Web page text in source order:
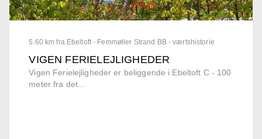
5.60 km fra Ebeltoft - Femmøller Strand BB - værtshistorie
VIGEN FERIELEJLIGHEDER
Vigen Ferielejligheder er beliggende i Ebeltoft C - 100
meter fra det...